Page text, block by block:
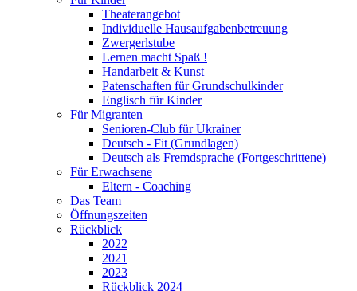
Theaterangebot
Individuelle Hausaufgabenbetreuung
Zwergerlstube
Lernen macht Spaß !
Handarbeit & Kunst
Patenschaften für Grundschulkinder
Englisch für Kinder
Für Migranten
Senioren-Club für Ukrainer
Deutsch - Fit (Grundlagen)
Deutsch als Fremdsprache (Fortgeschrittene)
Für Erwachsene
Eltern - Coaching
Das Team
Öffnungszeiten
Rückblick
2022
2021
2023
Rückblick 2024